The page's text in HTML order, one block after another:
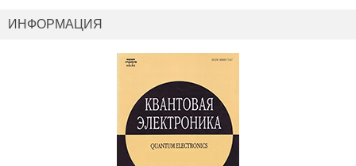
ИНФОРМАЦИЯ